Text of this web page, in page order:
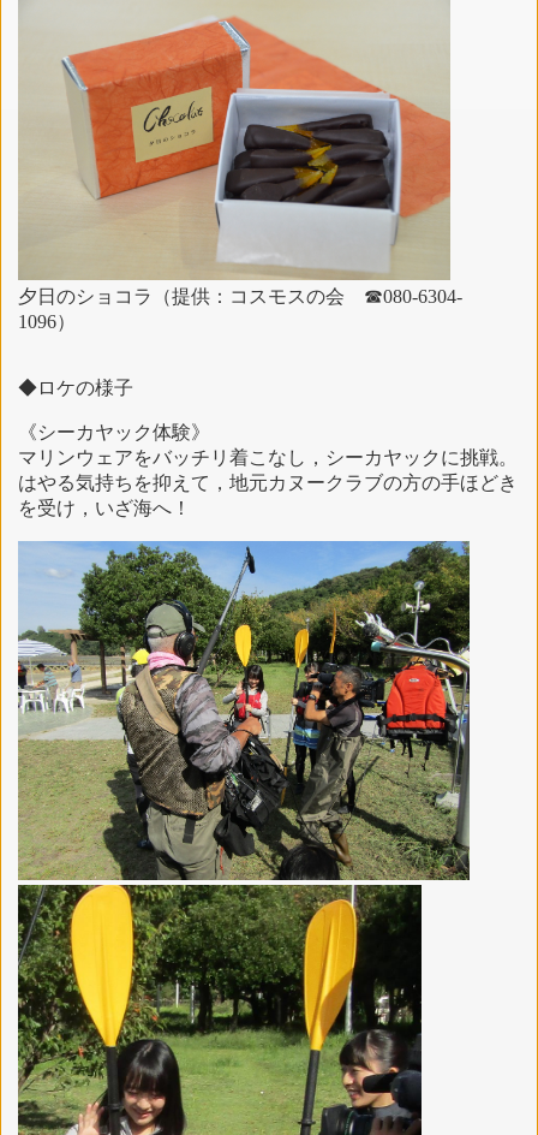
夕日のショコラ（提供：コスモスの会 ☎080-6304-
1096）
◆ロケの様子
《シーカヤック体験》
マリンウェアをバッチリ着こなし，シーカヤックに挑戦。
はやる気持ちを抑えて，地元カヌークラブの方の手ほどき
を受け，いざ海へ！